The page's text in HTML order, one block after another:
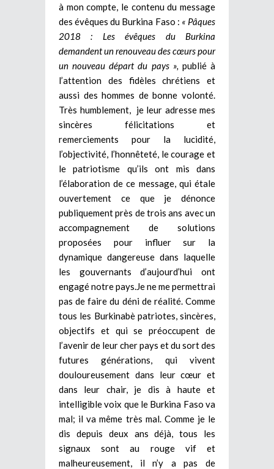
à mon compte, le contenu du message
des évêques du Burkina Faso : « Pâques
2018 : Les évêques du Burkina
demandent un renouveau des cœurs pour
un nouveau départ du pays », publié à
l’attention des fidèles chrétiens et
aussi des hommes de bonne volonté.
Très humblement, je leur adresse mes
sincères félicitations et
remerciements pour la lucidité,
l’objectivité, l’honnêteté, le courage et
le patriotisme qu’ils ont mis dans
l’élaboration de ce message, qui étale
ouvertement ce que je dénonce
publiquement près de trois ans avec un
accompagnement de solutions
proposées pour influer sur la
dynamique dangereuse dans laquelle
les gouvernants d’aujourd’hui ont
engagé notre pays.Je ne me permettrai
pas de faire du déni de réalité. Comme
tous les Burkinabè patriotes, sincères,
objectifs et qui se préoccupent de
l’avenir de leur cher pays et du sort des
futures générations, qui vivent
douloureusement dans leur cœur et
dans leur chair, je dis à haute et
intelligible voix que le Burkina Faso va
mal; il va même très mal. Comme je le
dis depuis deux ans déjà, tous les
signaux sont au rouge vif et
malheureusement, il n’y a pas de